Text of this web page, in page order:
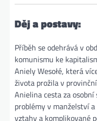
Děj a postavy:
Příběh se odehrává v
komunismu ke
Aniely Wesołé, která
života prožila v
Anielina cesta za
problémy v manželství
vztahy a komplikované